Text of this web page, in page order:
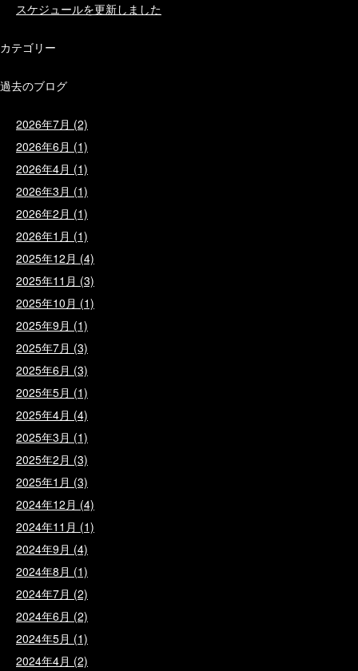
スケジュールを更新しました
カテゴリー
過去のブログ
2026年7月 (2)
2026年6月 (1)
2026年4月 (1)
2026年3月 (1)
2026年2月 (1)
2026年1月 (1)
2025年12月 (4)
2025年11月 (3)
2025年10月 (1)
2025年9月 (1)
2025年7月 (3)
2025年6月 (3)
2025年5月 (1)
2025年4月 (4)
2025年3月 (1)
2025年2月 (3)
2025年1月 (3)
2024年12月 (4)
2024年11月 (1)
2024年9月 (4)
2024年8月 (1)
2024年7月 (2)
2024年6月 (2)
2024年5月 (1)
2024年4月 (2)